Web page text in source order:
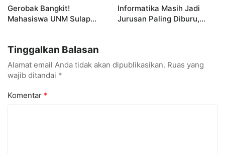
Gerobak Bangkit!
Mahasiswa UNM Sulap
Informatika Masih Jadi
Jurusan Paling Diburu,
Tinggalkan Balasan
Alamat email Anda tidak akan dipublikasikan. Ruas yang
wajib ditandai *
Komentar *